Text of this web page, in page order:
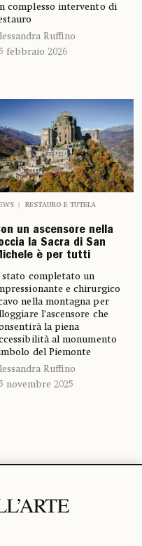
complesso intervento di
Ruffino
febbraio 2026
RESTAURO E TUTELA
un ascensore nella
la Sacra di San
è per tutti
stato completato un
e chirurgico
nella montagna per
l’ascensore che
la piena
al monumento
del Piemonte
Ruffino
novembre 2025